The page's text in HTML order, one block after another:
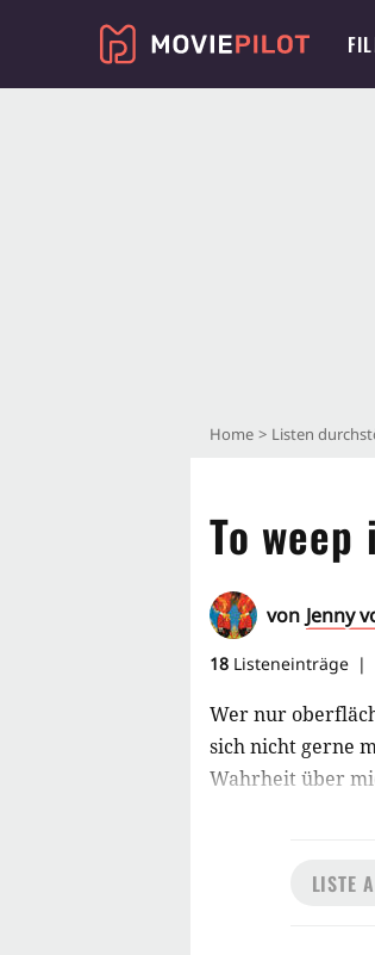
Home Listen
To
von Jenny
18 Listeneinträge
Wer nur
sich nicht gerne
Wahrheit über
jetzt ist es raus.
LISTE